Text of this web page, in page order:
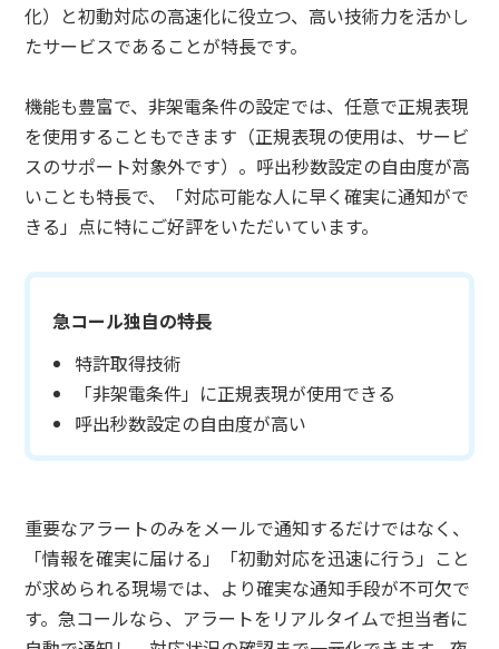
化）と初動対応の高速化に役立つ、高い技術力を活かし
たサービスであることが特長です。
機能も豊富で、非架電条件の設定では、任意で正規表現
を使用することもできます（正規表現の使用は、サービ
スのサポート対象外です）。呼出秒数設定の自由度が高
いことも特長で、「対応可能な人に早く確実に通知がで
きる」点に特にご好評をいただいています。
急コール独自の特長
特許取得技術
「非架電条件」に正規表現が使用できる
呼出秒数設定の自由度が高い
重要なアラートのみをメールで通知するだけではなく、
「情報を確実に届ける」「初動対応を迅速に行う」こと
が求められる現場では、より確実な通知手段が不可欠で
す。急コールなら、アラートをリアルタイムで担当者に